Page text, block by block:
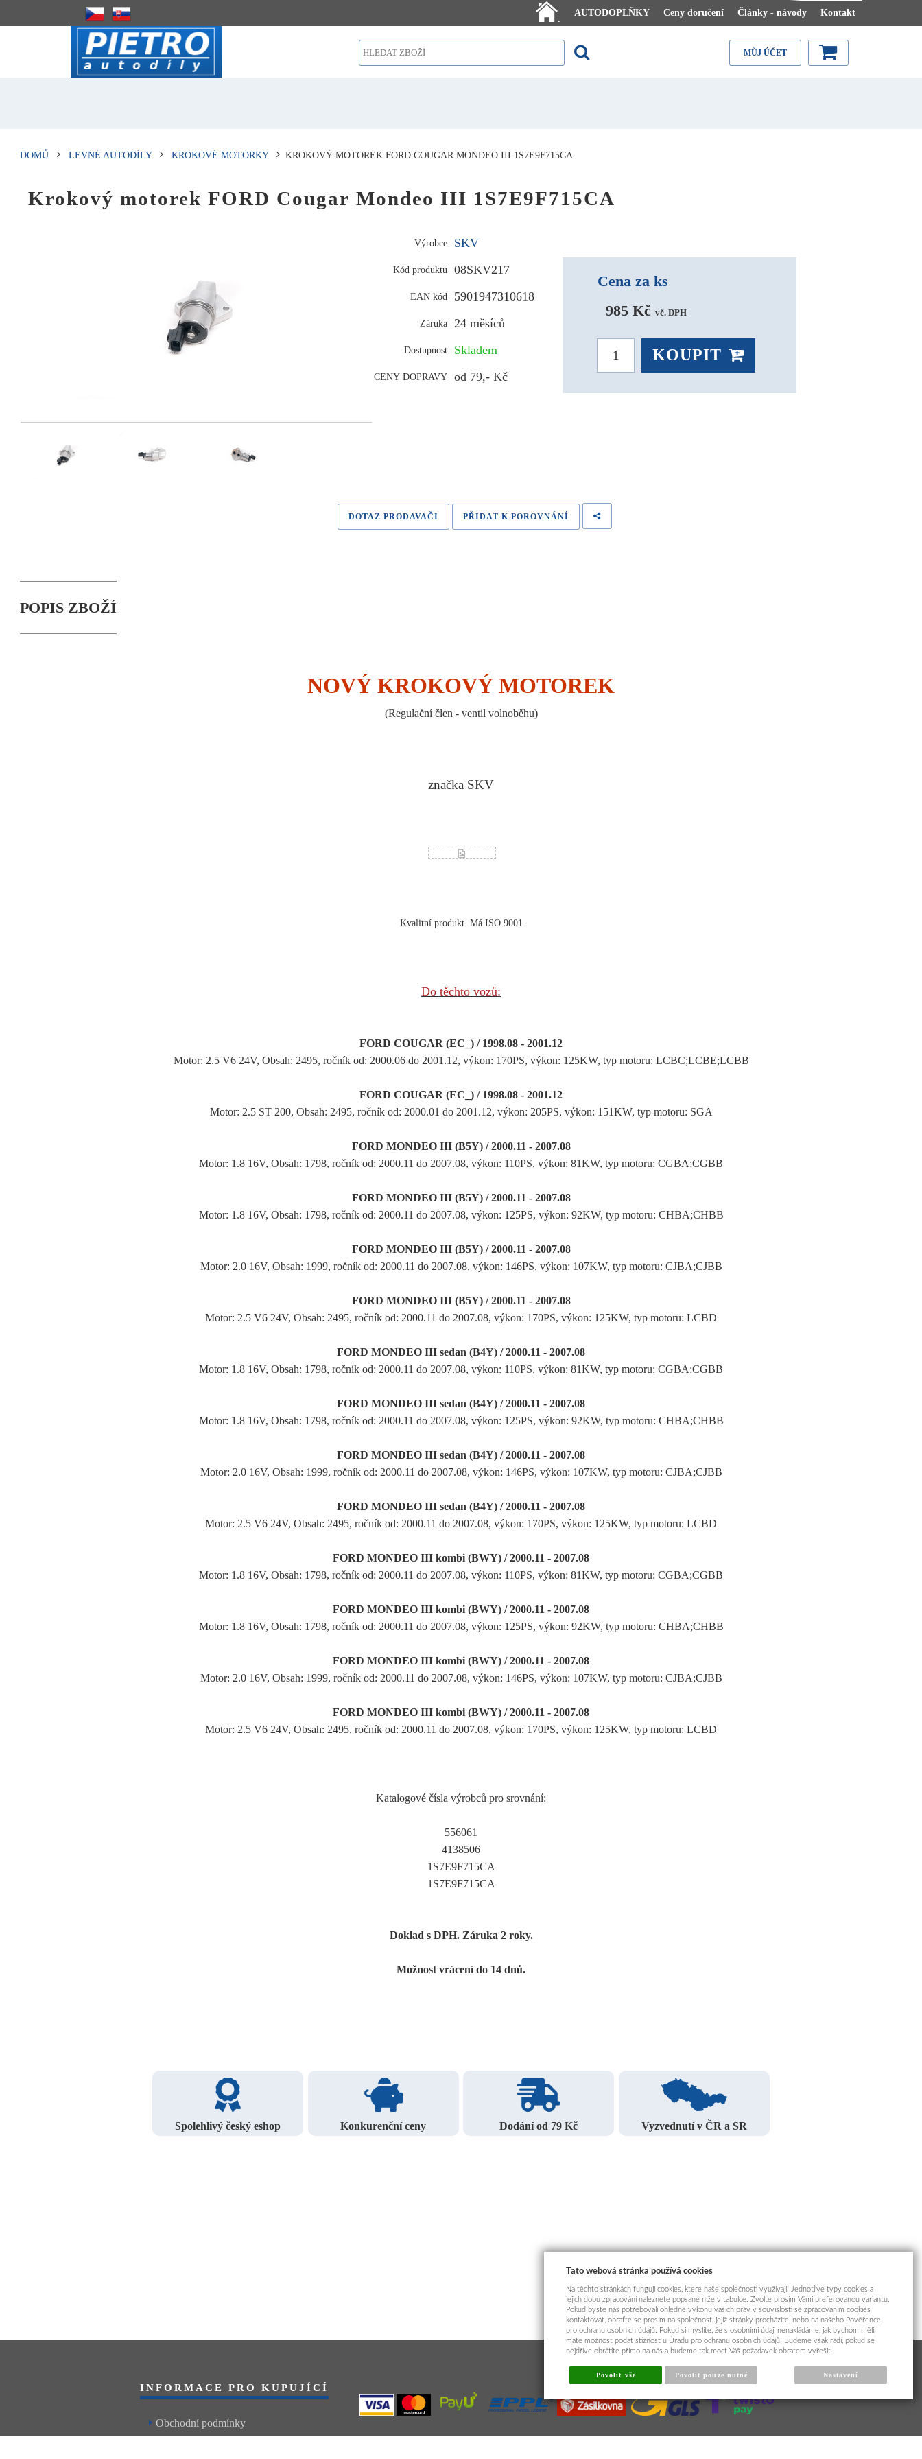
.
AUTODOPLŇKY Ceny doručení Články - návody Kontakt
MŮJ ÚČET
DOMŮ LEVNÉ AUTODÍLY KROKOVÉ MOTORKY KROKOVÝ MOTOREK FORD COUGAR MONDEO III 1S7E9F715CA
Krokový motorek FORD Cougar Mondeo III 1S7E9F715CA
Výrobce SKV
Kód produktu 08SKV217
EAN kód 5901947310618
Záruka 24 měsíců
Dostupnost Skladem
CENY DOPRAVY od 79,- Kč
Cena za ks
985 Kč vč. DPH
KOUPIT
DOTAZ PRODAVAČI PŘIDAT K POROVNÁNÍ
POPIS ZBOŽÍ
NOVÝ KROKOVÝ MOTOREK
(Regulační člen - ventil volnoběhu)
značka SKV
Kvalitní produkt. Má ISO 9001
Do těchto vozů:
FORD COUGAR (EC_) / 1998.08 - 2001.12
Motor: 2.5 V6 24V, Obsah: 2495, ročník od: 2000.06 do 2001.12, výkon: 170PS, výkon: 125KW, typ motoru: LCBC;LCBE;LCBB
FORD COUGAR (EC_) / 1998.08 - 2001.12
Motor: 2.5 ST 200, Obsah: 2495, ročník od: 2000.01 do 2001.12, výkon: 205PS, výkon: 151KW, typ motoru: SGA
FORD MONDEO III (B5Y) / 2000.11 - 2007.08
Motor: 1.8 16V, Obsah: 1798, ročník od: 2000.11 do 2007.08, výkon: 110PS, výkon: 81KW, typ motoru: CGBA;CGBB
FORD MONDEO III (B5Y) / 2000.11 - 2007.08
Motor: 1.8 16V, Obsah: 1798, ročník od: 2000.11 do 2007.08, výkon: 125PS, výkon: 92KW, typ motoru: CHBA;CHBB
FORD MONDEO III (B5Y) / 2000.11 - 2007.08
Motor: 2.0 16V, Obsah: 1999, ročník od: 2000.11 do 2007.08, výkon: 146PS, výkon: 107KW, typ motoru: CJBA;CJBB
FORD MONDEO III (B5Y) / 2000.11 - 2007.08
Motor: 2.5 V6 24V, Obsah: 2495, ročník od: 2000.11 do 2007.08, výkon: 170PS, výkon: 125KW, typ motoru: LCBD
FORD MONDEO III sedan (B4Y) / 2000.11 - 2007.08
Motor: 1.8 16V, Obsah: 1798, ročník od: 2000.11 do 2007.08, výkon: 110PS, výkon: 81KW, typ motoru: CGBA;CGBB
FORD MONDEO III sedan (B4Y) / 2000.11 - 2007.08
Motor: 1.8 16V, Obsah: 1798, ročník od: 2000.11 do 2007.08, výkon: 125PS, výkon: 92KW, typ motoru: CHBA;CHBB
FORD MONDEO III sedan (B4Y) / 2000.11 - 2007.08
Motor: 2.0 16V, Obsah: 1999, ročník od: 2000.11 do 2007.08, výkon: 146PS, výkon: 107KW, typ motoru: CJBA;CJBB
FORD MONDEO III sedan (B4Y) / 2000.11 - 2007.08
Motor: 2.5 V6 24V, Obsah: 2495, ročník od: 2000.11 do 2007.08, výkon: 170PS, výkon: 125KW, typ motoru: LCBD
FORD MONDEO III kombi (BWY) / 2000.11 - 2007.08
Motor: 1.8 16V, Obsah: 1798, ročník od: 2000.11 do 2007.08, výkon: 110PS, výkon: 81KW, typ motoru: CGBA;CGBB
FORD MONDEO III kombi (BWY) / 2000.11 - 2007.08
Motor: 1.8 16V, Obsah: 1798, ročník od: 2000.11 do 2007.08, výkon: 125PS, výkon: 92KW, typ motoru: CHBA;CHBB
FORD MONDEO III kombi (BWY) / 2000.11 - 2007.08
Motor: 2.0 16V, Obsah: 1999, ročník od: 2000.11 do 2007.08, výkon: 146PS, výkon: 107KW, typ motoru: CJBA;CJBB
FORD MONDEO III kombi (BWY) / 2000.11 - 2007.08
Motor: 2.5 V6 24V, Obsah: 2495, ročník od: 2000.11 do 2007.08, výkon: 170PS, výkon: 125KW, typ motoru: LCBD
Katalogové čísla výrobců pro srovnání:
556061
4138506
1S7E9F715CA
1S7E9F715CA
Doklad s DPH. Záruka 2 roky.
Možnost vrácení do 14 dnů.
Spolehlivý český eshop Konkurenční ceny Dodání od 79 Kč Vyzvednutí v ČR a SR
INFORMACE PRO KUPUJÍCÍ
Obchodní podmínky
Tato webová stránka používá cookies
Na těchto stránkách fungují cookies, které naše společnosti využívají. Jednotlivé typy cookies a
jejich dobu zpracování naleznete popsané níže v tabulce. Zvolte prosím Vámi preferovanou variantu.
Pokud byste nás potřebovali ohledně výkonu vašich práv v souvislosti se zpracováním cookies
kontaktovat, obraťte se prosím na společnost, jejíž stránky procházíte, nebo na našeho Pověřence
pro ochranu osobních údajů. Pokud si myslíte, že s osobními údaji nenakládáme, jak bychom měli,
máte možnost podat stížnost u Úřadu pro ochranu osobních údajů. Budeme však rádi, pokud se
nejdříve obrátíte přímo na nás a budeme tak moct Váš požadavek obratem vyřešit.
Povolit vše Povolit pouze nutné Nastavení